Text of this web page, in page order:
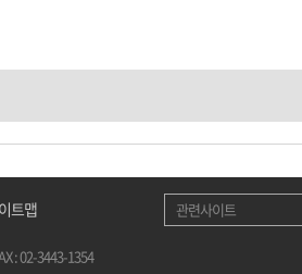
트맵
: 02-3443-1354
관련사이트